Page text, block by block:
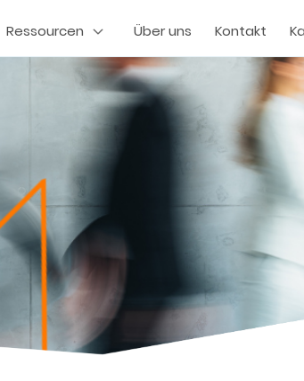
Ressourcen Über uns Kontakt